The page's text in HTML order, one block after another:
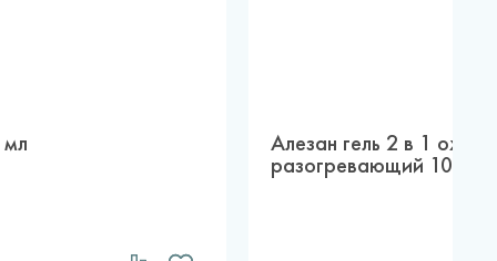
Алезан гель 2 в 1
разогревающий 100 мл